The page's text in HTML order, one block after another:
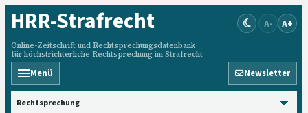
HRR-Strafrecht
Online-Zeitschrift und Rechtsprechungsdatenbank
für höchstrichterliche Rechtsprechung im Strafrecht
A- A+
Menü Newsletter
HRRS durchsuchen